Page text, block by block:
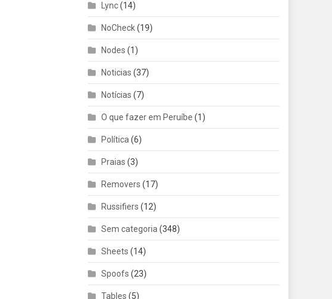
Lync(14)
NoCheck(19)
Nodes (1)
Noticias (37)
Notícias (7)
O que fazer em Peruíbe (1)
Política (6)
Praias (3)
Removers (17)
Russifiers (12)
Sem categoria (348)
Sheets (14)
Spoofs (23)
Tables (5)